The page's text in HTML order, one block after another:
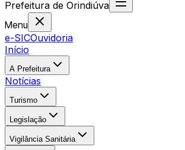
Prefeitura de Orindiúva
Menu
e-SICOuvidoria
Início
A Prefeitura
Notícias
Turismo
Legislação
Vigilância Sanitária